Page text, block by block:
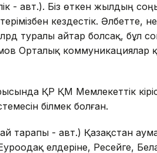
- авт.). Біз өткен жылдың
кездестік. Әлбетте,
туралы айтар болсақ, бұл
Орталық коммуникациялар
ҚР ҚМ Мемлекеттік
білмек болған.
тарапы - авт.) Қазақстан
елдеріне, Ресейге,